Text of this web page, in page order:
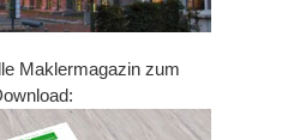
Maklermagazin zum